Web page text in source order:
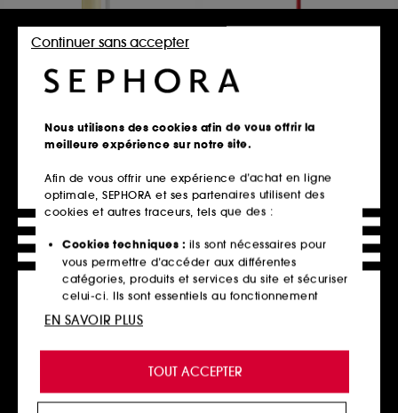
Hangover Pillow Balm
Baume à lèvres
452
28,00€
Ajouter au panier
Go Nude
Crayon à lèvres
28,00€
Ajouter au panier
Nous utilisons des cookies afin de vous offrir la
meilleure expérience sur notre site.
Afin de vous offrir une expérience d’achat en ligne
optimale, SEPHORA et ses partenaires utilisent des
cookies et autres traceurs, tels que des :
Cookies techniques : ils sont nécessaires pour
vous permettre d’accéder aux différentes
catégories, produits et services du site et sécuriser
celui-ci. Ils sont essentiels au fonctionnement
technique du site et ne peuvent être désactivés.
de vous offrir une expérience enrichie et
personnalisée en vous recommandant des
produits, des services et des contenus qui
TOUT ACCEPTER
Continuer sans accepter
EN SAVOIR PLUS